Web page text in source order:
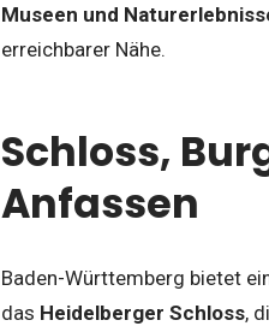
Museen und
erreichbarer Nähe.
Schloss,
Anfassen
Baden-Württemberg bietet
das Heidelberger Schloss,